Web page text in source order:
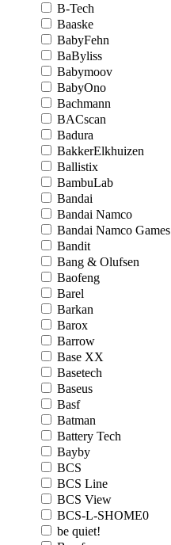
B-Tech
Baaske
BabyFehn
BaByliss
Babymoov
BabyOno
Bachmann
BACscan
Badura
BakkerElkhuizen
Ballistix
BambuLab
Bandai
Bandai Namco
Bandai Namco Games
Bandit
Bang & Olufsen
Baofeng
Barel
Barkan
Barox
Barrow
Base XX
Basetech
Baseus
Basf
Batman
Battery Tech
Bayby
BCS
BCS Line
BCS View
BCS-L-SHOME0
be quiet!